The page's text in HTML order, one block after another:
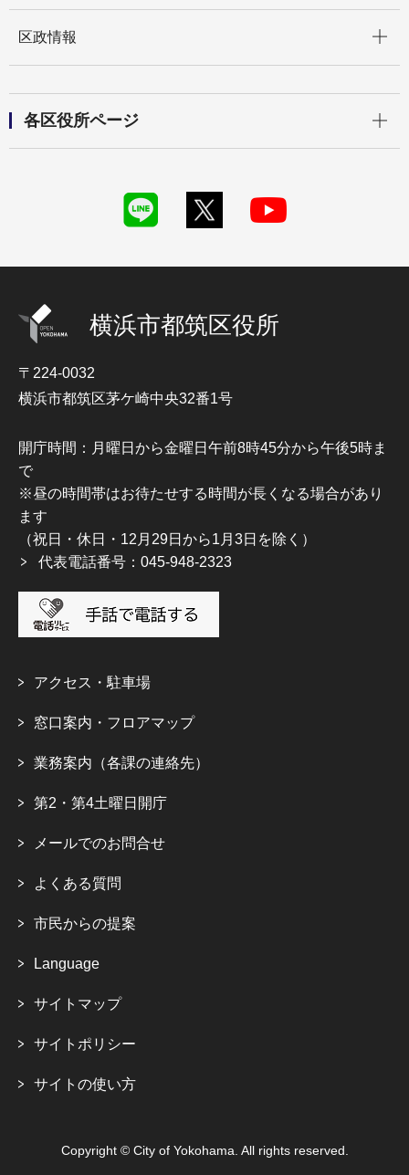
区政情報
各区役所ページ
横浜市都筑区役所
〒224-0032
横浜市都筑区茅ケ崎中央32番1号
開庁時間：月曜日から金曜日午前8時45分から午後5時ま
で
※昼の時間帯はお待たせする時間が長くなる場合があり
ます
（祝日・休日・12月29日から1月3日を除く）
代表電話番号：045-948-2323
アクセス・駐車場
窓口案内・フロアマップ
業務案内（各課の連絡先）
第2・第4土曜日開庁
メールでのお問合せ
よくある質問
市民からの提案
Language
サイトマップ
サイトポリシー
サイトの使い方
Copyright © City of Yokohama. All rights reserved.